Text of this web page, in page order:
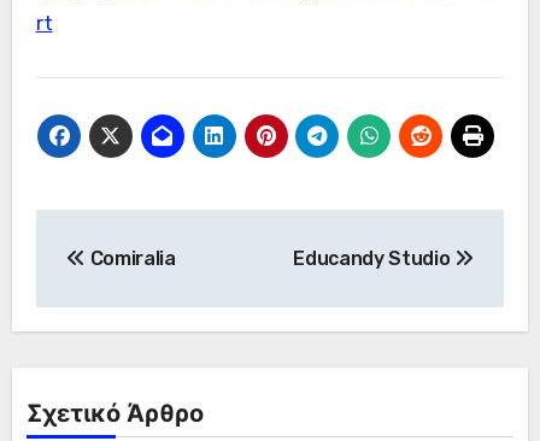
rt
Comiralia Educandy Studio
Σχετικό Άρθρο